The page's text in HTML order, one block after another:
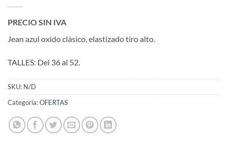
PRECIO SIN IVA
Jean azul oxido clásico, elastizado tiro alto.
TALLES: Del 36 al 52.
SKU: N/D
Categoría:OFERTAS